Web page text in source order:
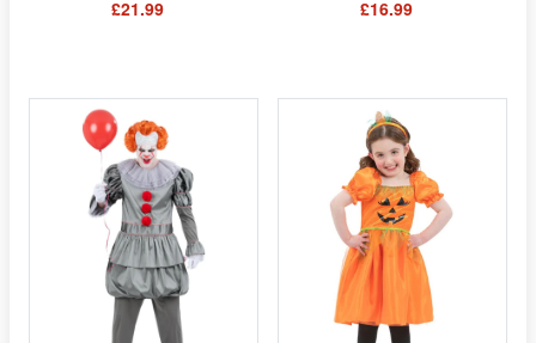
£21.99 £16.99